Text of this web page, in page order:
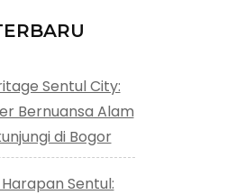
Sentul City:
Bernuansa Alam
di Bogor
Sentul: